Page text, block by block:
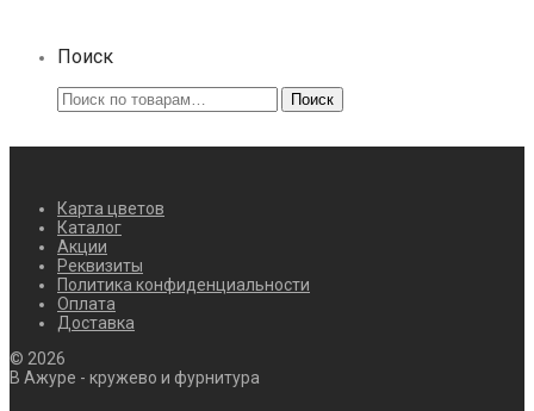
Поиск
Искать: Поиск
Карта цветов
Каталог
Акции
Реквизиты
Политика конфиденциальности
Оплата
Доставка
© 2026
В Ажуре - кружево и фурнитура